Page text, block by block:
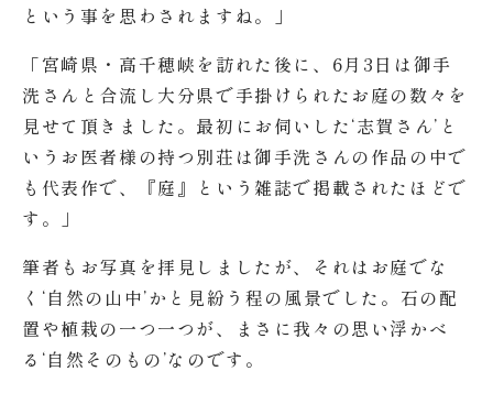
という事を思わされますね。」
「宮崎県・高千穂峡を訪れた後に、6月3日は御手
洗さんと合流し大分県で手掛けられたお庭の数々を
見せて頂きました。最初にお伺いした‘志賀さん’と
いうお医者様の持つ別荘は御手洗さんの作品の中で
も代表作で、『庭』という雑誌で掲載されたほどで
す。」
筆者もお写真を拝見しましたが、それはお庭でな
く‘自然の山中’かと見紛う程の風景でした。石の配
置や植栽の一つ一つが、まさに我々の思い浮かべ
る‘自然そのもの’なのです。